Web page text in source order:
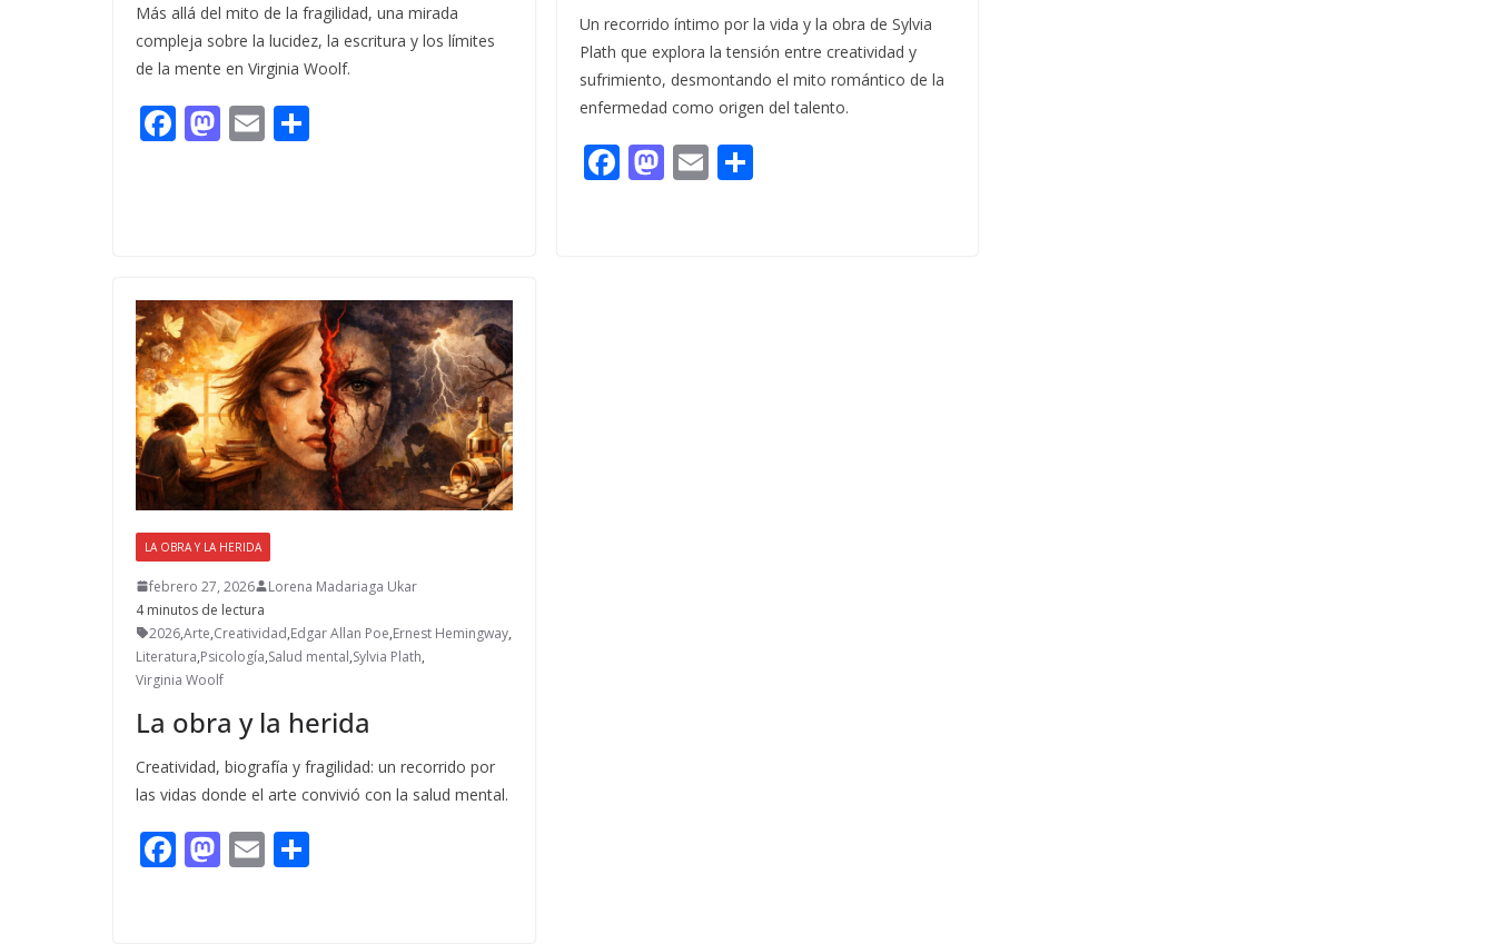
Más allá del mito de la fragilidad, una mirada
compleja sobre la lucidez, la escritura y los límites
de la mente en Virginia Woolf.
F
o
k
M
n
E
ti
r
Un recorrido íntimo por la vida y la obra de Sylvia
Plath que explora la tensión entre creatividad y
sufrimiento, desmontando el mito romántico de la
enfermedad como origen del talento.
F M E C
LA OBRA Y LA HERIDA
febrero 27, 2026
Lorena Madariaga Ukar
4 minutos de lectura
2026,Arte,Creatividad,Edgar Allan Poe,Ernest Hemingway,
Literatura,Psicología,Salud mental,Sylvia Plath,
Virginia Woolf
La obra y la herida
Creatividad, biografía y fragilidad: un recorrido por
las vidas donde el arte convivió con la salud mental.
F
ac
M
as
E
m